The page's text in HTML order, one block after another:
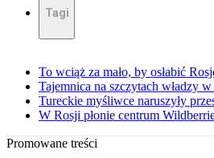
Tagi
To wciąż za mało, by osłabić
Tajemnica na szczytach władzy
Tureckie myśliwce naruszyły
W Rosji płonie centrum
Promowane treści